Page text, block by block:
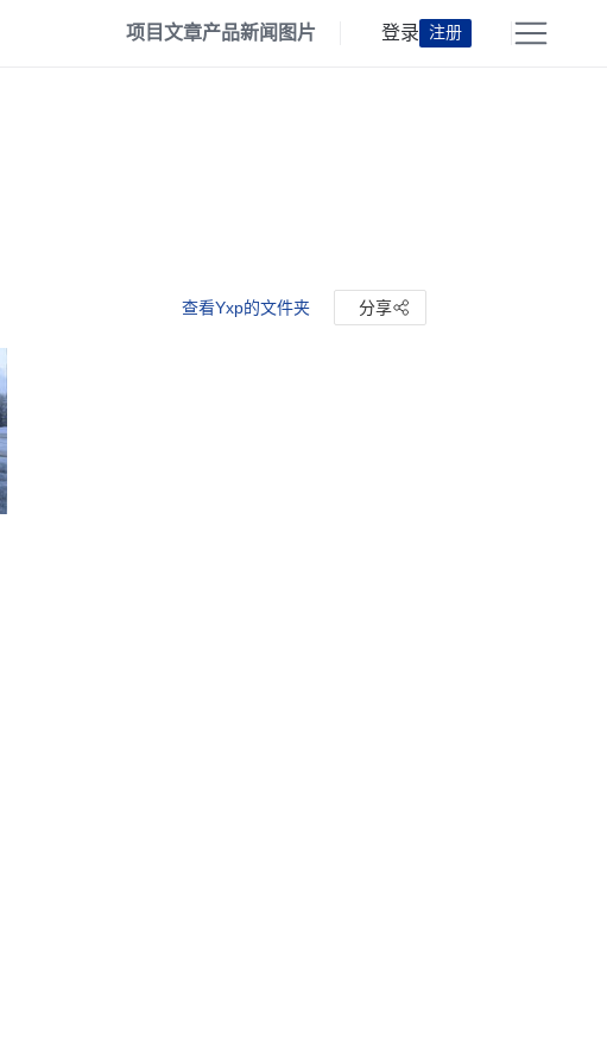
项目文章产品新闻 图片 登录 注册
查看Yxp的文件夹 分享